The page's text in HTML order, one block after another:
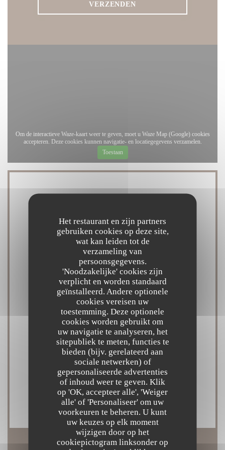
Het restaurant en zijn partners
gebruiken cookies op deze site,
wat kan leiden tot de
verzameling van
persoonsgegevens.
'Noodzakelijke' cookies zijn
verplicht en worden standaard
geïnstalleerd. Andere optionele
cookies vereisen uw
toestemming. Deze optionele
cookies worden gebruikt om
uw navigatie te analyseren, het
sitepubliek te meten, functies te
bieden (bijv. gerelateerd aan
sociale netwerken) of
gepersonaliseerde advertenties
of inhoud weer te geven. Klik
op 'OK, accepteer alle', 'Weiger
alle' of 'Personaliseer' om uw
voorkeuren te beheren. U kunt
uw keuzes op elk moment
wijzigen door op het
cookiepictogram linksonder op
Om de interactieve Waze-kaart weer te geven, moet u Waze Map (Google) cookies
accepteren. Deze cookies kunnen navigatie- en locatiegegevens verzamelen.
Toestaan
Keuken
Aziatische en Europese fusionkeuken, Middellandse
Zee, zeevruchten, vers product, Eigengemaakt
Diensten
Airconditioning, Wifi, Geblokkeerde toegang,
Betaalmethoden
American Express, restaurant van Titres, Visa,
Paiement Sans ContactPaiement Sans Contact,
Eurocard / Mastercard, Contant geld, Debetkaart,
Apple Pay